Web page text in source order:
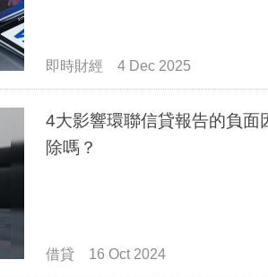
即時財經 4 Dec 2025
4大影響環聯信貸報告的負面
除嗎？
借貸 16 Oct 2024